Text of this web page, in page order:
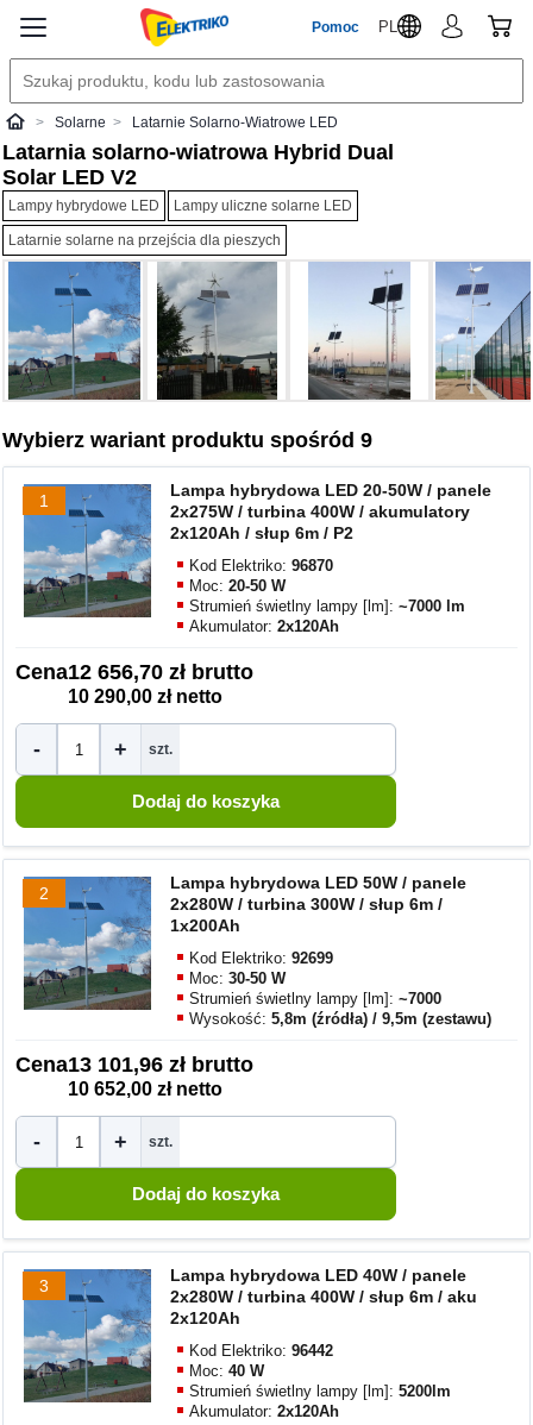
Pomoc PL
ElektrikoSolarne Latarnie Solarno-Wiatrowe LED
Latarnia solarno-wiatrowa Hybrid Dual
Solar LED V2
Lampy hybrydowe LED Lampy uliczne solarne LED
Latarnie solarne na przejścia dla pieszych
Wybierz wariant produktu spośród 9
1
Lampa hybrydowa LED 20-50W / panele
2x275W / turbina 400W / akumulatory
2x120Ah / słup 6m / P2
Kod Elektriko:96870
Moc:20-50 W
Strumień świetlny lampy [lm]:~7000 lm
Akumulator:2x120Ah
Cena12 656,70 zł brutto
10 290,00 zł netto
- + szt.
2
Lampa hybrydowa LED 50W / panele
2x280W / turbina 300W / słup 6m /
1x200Ah
Kod Elektriko:92699
Moc:30-50 W
Strumień świetlny lampy [lm]:~7000
Wysokość:5,8m (źródła) / 9,5m (zestawu)
Cena13 101,96 zł brutto
10 652,00 zł netto
- + szt.
3
Lampa hybrydowa LED 40W / panele
2x280W / turbina 400W / słup 6m / aku
2x120Ah
Kod Elektriko:96442
Moc:40 W
Strumień świetlny lampy [lm]:5200lm
Akumulator:2x120Ah